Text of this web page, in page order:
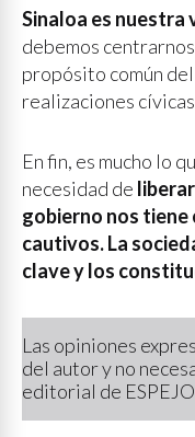
Sinaloa es
debemos
propósito común
realizaciones
En fin, es mucho lo
necesidad de
gobierno nos tiene
cautivos.La
clave y los
Las opiniones
del autor y no
editorial de ESPEJO